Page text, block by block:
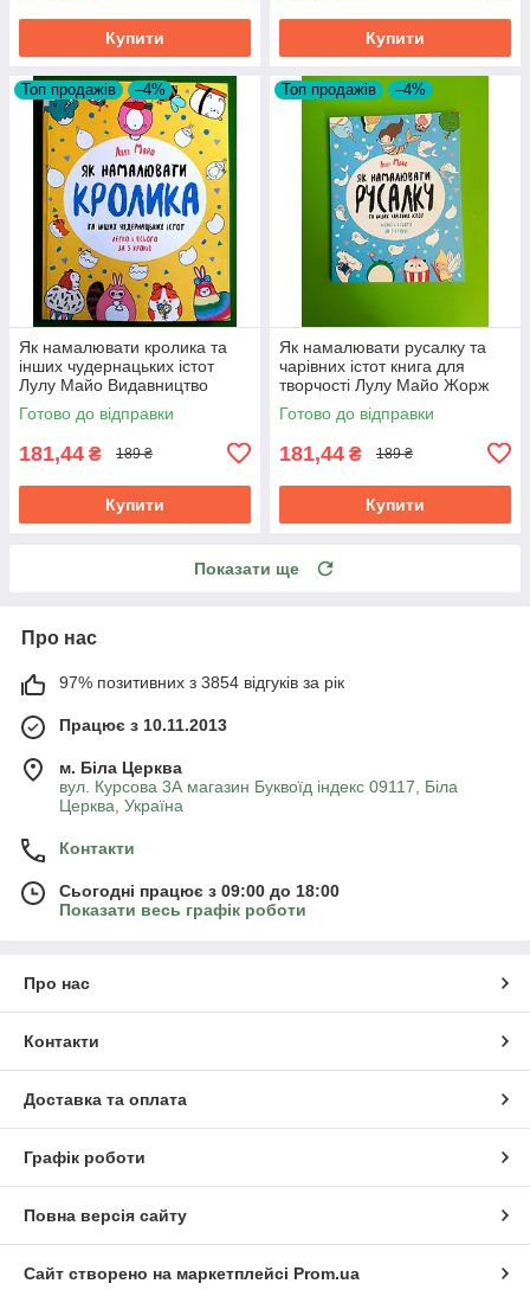
Купити Купити
Топ продажів –4%
Як намалювати кролика та
інших чудернацьких істот
Лулу Майо Видавництво
Жорж
Готово до відправки
181,44 ₴ 189 ₴
Купити
Топ продажів –4%
Як намалювати русалку та
чарівних істот книга для
творчості Лулу Майо Жорж
Готово до відправки
181,44 ₴ 189 ₴
Купити
Показати ще
Про нас
97% позитивних з 3854 відгуків за рік
Працює з 10.11.2013
м. Біла Церква
вул. Курсова 3А магазин Буквоїд індекс 09117, Біла
Церква, Україна
Контакти
Сьогодні працює з 09:00 до 18:00
Показати весь графік роботи
Про нас
Контакти
Доставка та оплата
Графік роботи
Повна версія сайту
Сайт створено на маркетплейсі Prom.ua